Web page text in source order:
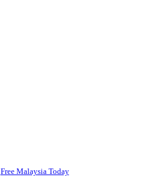
Free Malaysia Today